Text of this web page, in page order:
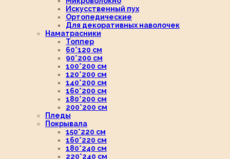
Искусственный пух
Ортопедические
Для декоративных наволочек
Наматрасники
Топпер
60*120 см
90*200 см
100*200 см
120*200 см
140*200 см
160*200 см
180*200 см
200*200 см
Пледы
Покрывала
150*220 см
160*220 см
180*240 см
220*240 см